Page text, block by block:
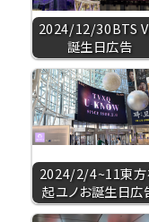
2024/12/30BTS
誕生日広告
2024/2/4~11東
起ユノお誕生日広